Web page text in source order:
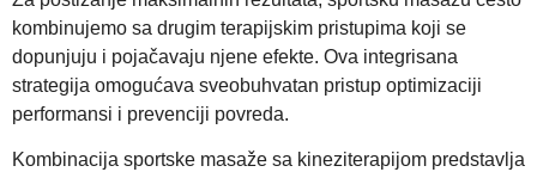
kombinujemo sa drugim terapijskim pristupima koji se
dopunjuju i pojačavaju njene efekte. Ova integrisana
strategija omogućava sveobuhvatan pristup optimizaciji
performansi i prevenciji povreda.
Kombinacija sportske masaže sa kineziterapijom predstavlja